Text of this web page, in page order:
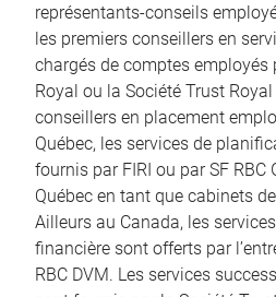
représentants-conseils
les premiers conseillers en
chargés de comptes employés
Royal ou la Société Trust
conseillers en placement
Québec, les services de
fournis par FIRI ou par SF RBC
Québec en tant que cabinets
Ailleurs au Canada, les
financière sont offerts par
RBC DVM. Les services